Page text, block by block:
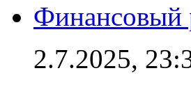
Финансовый
2.7.2025,